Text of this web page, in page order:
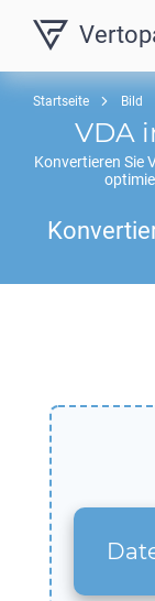
Startseite Bild
VDA
Konvertieren Sie